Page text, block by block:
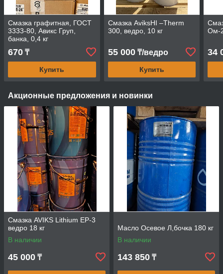
Смазка графитная, ГОСТ
3333-80, Авикс Груп,
банка, 0,4 кг
670 ₸
Купить
Смазка AviksHI –Therm
300, ведро, 10 кг
55 000₸/ведро
Купить
Ом-
34
Акционные предложения и новинки
Смазка AVIKS Lithium EP-3
ведро 18 кг
В наличии
45 000 ₸
Масло Осевое Л,бочка 180 кг
В наличии
143 850 ₸